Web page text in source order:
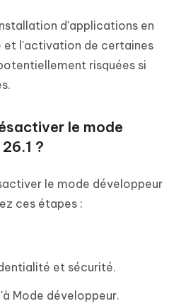
d'applications en
et l'activation de certaines
risquées si
le mode
?
le mode développeur
ces étapes :
et sécurité.
Mode développeur.